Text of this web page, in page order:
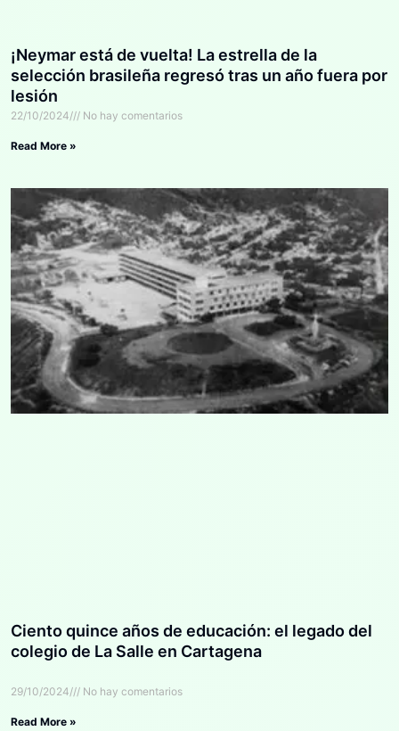
¡Neymar está de vuelta! La estrella de la
selección brasileña regresó tras un año fuera por
lesión
22/10/2024 No hay comentarios
Read More »
Ciento quince años de educación: el legado del
colegio de La Salle en Cartagena
29/10/2024 No hay comentarios
Read More »